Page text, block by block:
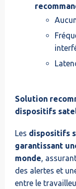
Solution
dispositifs
Les dispositifs
garantissant
monde,
des alertes et
entre le